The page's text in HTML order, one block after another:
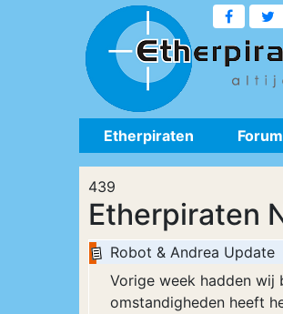
Etherpiraten
439
Etherpiraten
Robot & Andrea Update
Vorige week hadden
omstandigheden heeft